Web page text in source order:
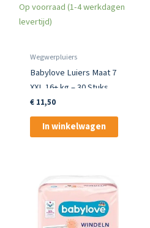
Op voorraad (1-4 werkdagen
levertijd)
Wegwerpluiers
Babylove Luiers Maat 7
XXL 16+ kg – 30 Stuks
€11,50
In winkelwagen